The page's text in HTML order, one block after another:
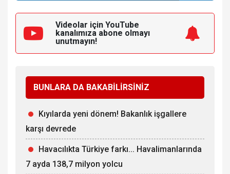
Videolar için YouTube
kanalımıza abone olmayı
unutmayın!
BUNLARA DA BAKABİLİRSİNİZ
Kıyılarda yeni dönem! Bakanlık işgallere
karşı devrede
Havacılıkta Türkiye farkı... Havalimanlarında
7 ayda 138,7 milyon yolcu